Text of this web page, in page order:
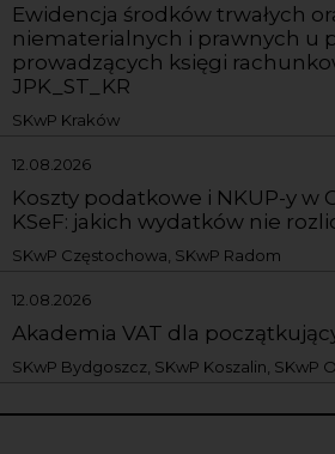
Ewidencja środków trwałych
niematerialnych i prawnych u
prowadzących księgi
JPK_ST_KR
SKwP Kraków
12.08.2026
Koszty podatkowe i NKUP-y w
KSeF: jakich wydatków nie
SKwP Częstochowa, SKwP Radom
12.08.2026
Akademia VAT dla
SKwP Bydgoszcz, SKwP Koszalin, SKwP